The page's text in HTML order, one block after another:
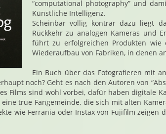
“computational photography” und
Künstliche Intelligenz.
Scheinbar völlig konträr dazu liegt
Rückkehr zu analogen Kameras und
führt zu erfolgreichen Produkten wie
Wiederaufbau von Fabriken, in denen
Ein Buch über das Fotografieren mit
noch? Geht es nach den Autoren von
Films sind wohl vorbei, dafür haben digitale
true Fangemeinde, die sich mit alten
wie Ferrania oder Instax von Fujifilm